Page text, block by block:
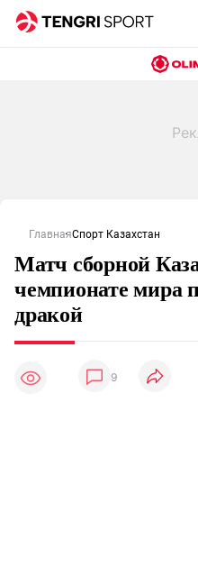
ГлавнаяСпорт Казахстан
Матч сборной
чемпионате мира
дракой
9